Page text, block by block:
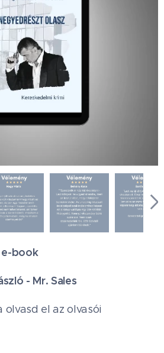
book
- Mr. Sales
el az olvasói